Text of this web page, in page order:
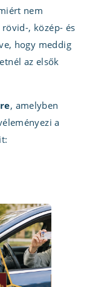
nem
, közép- és
hogy meddig
az elsők
, amelyben
a